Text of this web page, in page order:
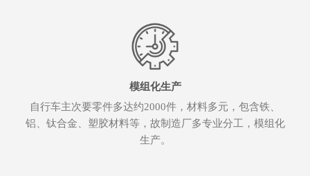
模组化生产
自行车主次要零件多达约2000件，材料多元，包含铁、
铝、钛合金、塑胶材料等，故制造厂多专业分工，模组化
生产。